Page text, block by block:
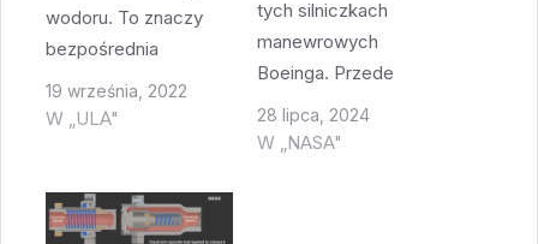
wodoru. To znaczy
bezpośrednia
przyczyna przecieku
jest znana - uszczelka
powodowało wyciek.
Jednak skąd się
19 września, 2022
W „ULA"
tych silniczkach
manewrowych
Boeinga. Przede
wszystkim problem z
tymi uszczelkami jest
28 lipca, 2024
W „NASA"